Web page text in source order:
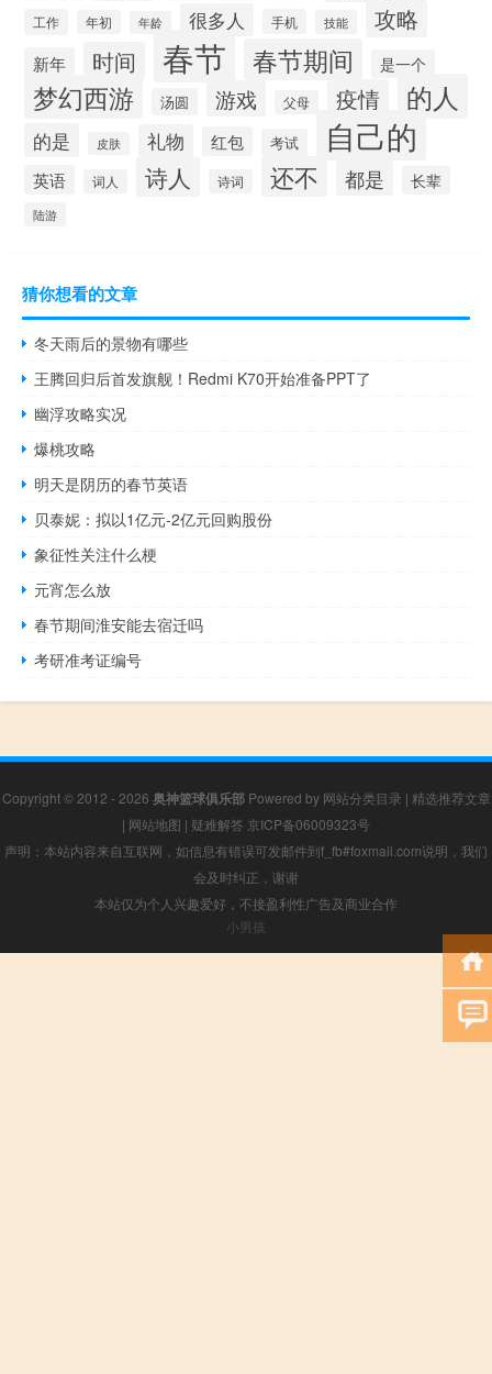
工作 年初 年龄 很多人 手机 技能 攻略
新年 时间 春节 春节期间 是一个
梦幻西游 汤圆 游戏 父母 疫情 的人
的是 皮肤 礼物 红包 考试 自己的
英语 词人 诗人 诗词 还不 都是 长辈
陆游
猜你想看的文章
冬天雨后的景物有哪些
王腾回归后首发旗舰！Redmi K70开始准备PPT了
幽浮攻略实况
爆桃攻略
明天是阴历的春节英语
贝泰妮：拟以1亿元-2亿元回购股份
象征性关注什么梗
元宵怎么放
春节期间淮安能去宿迁吗
考研准考证编号
Copyright © 2012 - 2026 奥神篮球俱乐部Powered by 网站分类目录 | 精选推荐文章
| 网站地图 | 疑难解答 京ICP备06009323号
声明：本站内容来自互联网，如信息有错误可发邮件到f_fb#foxmail.com说明，我们
会及时纠正，谢谢
本站仅为个人兴趣爱好，不接盈利性广告及商业合作
小男孩